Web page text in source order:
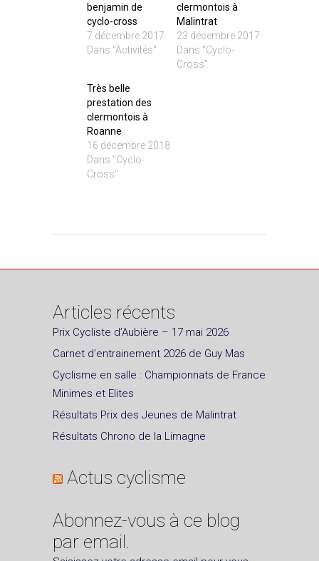
benjamin de
cyclo-cross
7 décembre 2017
Dans "Activités"
clermontois à
Malintrat
23 décembre 2017
Dans "Cyclo-
Cross"
Très belle
prestation des
clermontois à
Roanne
16 décembre 2018
Dans "Cyclo-
Cross"
Articles récents
Prix Cycliste d’Aubière – 17 mai 2026
Carnet d’entrainement 2026 de Guy Mas
Cyclisme en salle : Championnats de France
Minimes et Elites
Résultats Prix des Jeunes de Malintrat
Résultats Chrono de la Limagne
Actus cyclisme
Abonnez-vous à ce blog
par email.